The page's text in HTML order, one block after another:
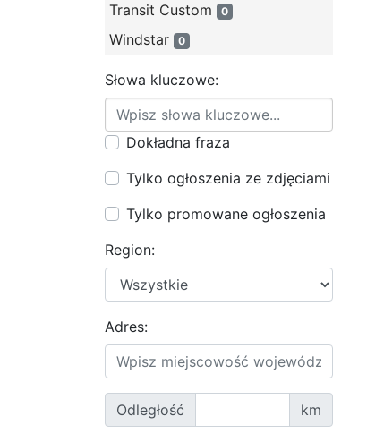
Transit Custom 0
Windstar 0
Słowa kluczowe:
Dokładna fraza
Tylko ogłoszenia ze zdjęciami
Tylko promowane ogłoszenia
Region:
Adres:
Odległość km